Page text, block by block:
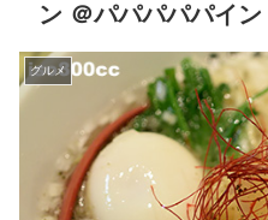
ン ＠パパパパパイン
グルメ